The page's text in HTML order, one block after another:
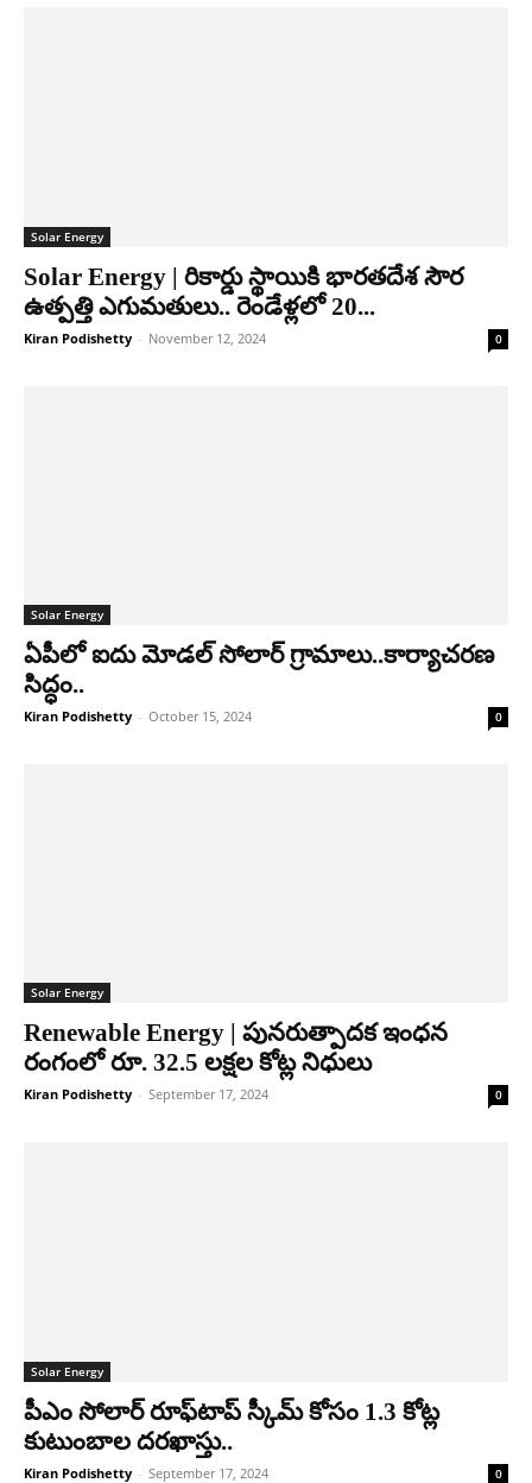
Solar Energy
Solar Energy | రికార్డు స్థాయికి భారతదేశ సౌర
ఉత్పత్తి ఎగుమతులు.. రెండేళ్లలో 20...
Kiran Podishetty - November 12, 2024 0
Solar Energy
ఏపీలో ఐదు మోడల్ సోలార్ గ్రామాలు..కార్యాచరణ
సిద్ధం..
Kiran Podishetty - October 15, 2024 0
Solar Energy
Renewable Energy | పునరుత్పాదక ఇంధన
రంగంలో రూ. 32.5 లక్షల కోట్ల నిధులు
Kiran Podishetty - September 17, 2024 0
Solar Energy
పీఎం సోలార్ రూఫ్‌టాప్ స్కీమ్ కోసం 1.3 కోట్ల
కుటుంబాల ద‌ర‌ఖాస్తు..
Kiran Podishetty - September 17, 2024 0